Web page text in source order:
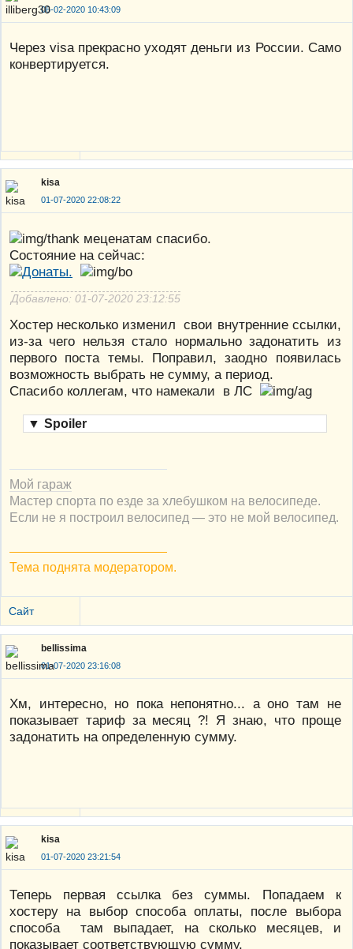
06-02-2020 10:43:09
Через visa прекрасно уходят деньги из России. Само
конвертируется.
kisa
01-07-2020 22:08:22
меценатам спасибо.
Состояние на сейчас:
Добавлено: 01-07-2020 23:12:55
Хостер несколько изменил свои внутренние ссылки,
из-за чего нельзя стало нормально задонатить из
первого поста темы. Поправил, заодно появилась
возможность выбрать не сумму, а период.
Спасибо коллегам, что намекали в ЛС
▼ Spoiler
Мой гараж
Мастер спорта по езде за хлебушком на велосипеде.
Если не я построил велосипед — это не мой велосипед.
Тема поднята модератором.
Сайт
bellissima
01-07-2020 23:16:08
Хм, интересно, но пока непонятно... а оно там не
показывает тариф за месяц ?! Я знаю, что проще
задонатить на определенную сумму.
kisa
01-07-2020 23:21:54
Теперь первая ссылка без суммы. Попадаем к
хостеру на выбор способа оплаты, после выбора
способа там выпадает, на сколько месяцев, и
показывает соответствующую сумму.